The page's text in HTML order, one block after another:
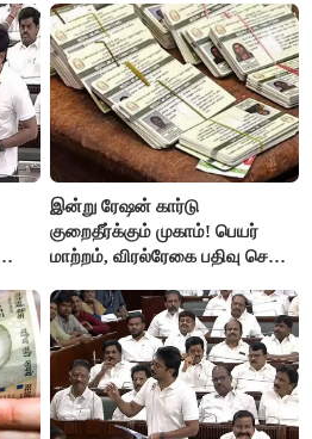
இன்று ரேஷன் கார்டு
குறைதீர்க்கும் முகாம்! பெயர்
மாற்றம், விரல்ரேகை பதிவு செய்ய